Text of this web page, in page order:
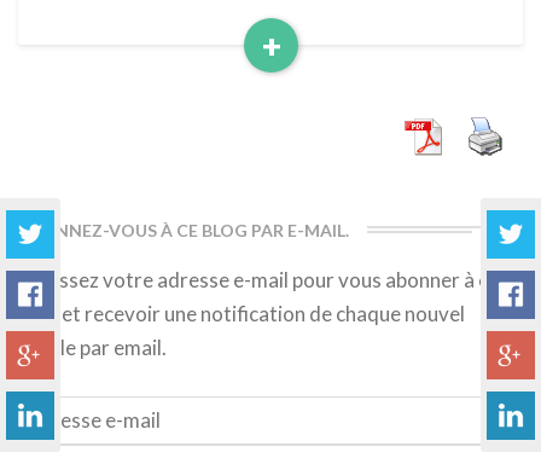
+
Read
ABONNEZ-VOUS À CE BLOG PAR E-MAIL.
Saisissez votre adresse e-mail pour vous abonner à ce
blog et recevoir une notification de chaque nouvel
article par email.
Adresse
e-